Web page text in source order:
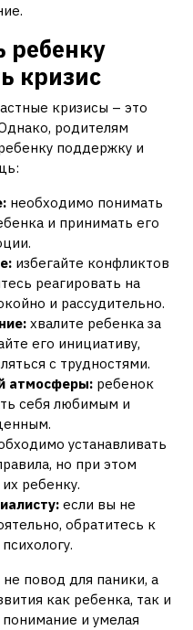
ребенку
кризис
кризисы – это
родителям
поддержку и
необходимо понимать
и принимать его
избегайте конфликтов
реагировать на
и рассудительно.
хвалите ребенка за
его инициативу,
с трудностями.
атмосферы:ребенок
себя любимым и
устанавливать
но при этом
ребенку.
если вы не
обратитесь к
повод для паники, а
как ребенка, так и
и умелая